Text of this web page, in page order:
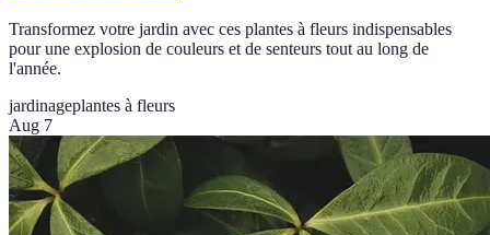
Transformez votre jardin avec ces plantes à fleurs indispensables
pour une explosion de couleurs et de senteurs tout au long de
l'année.
jardinageplantes à fleurs
Aug 7